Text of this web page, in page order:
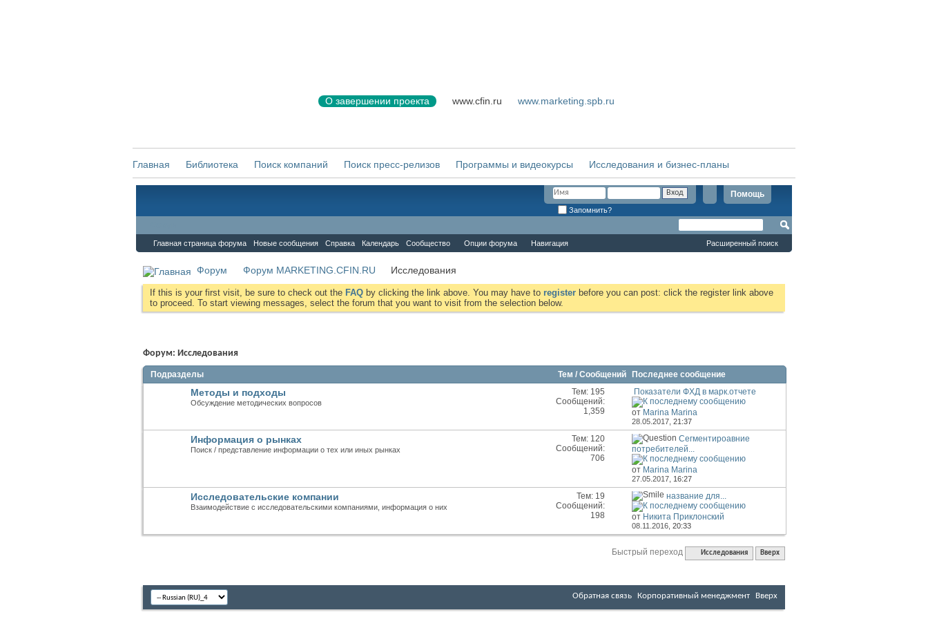
О завершении проекта www.cfin.ru www.marketing.spb.ru
Главная Библиотека Поиск компаний Поиск пресс-релизов Программы и видеокурсы Исследования и бизнес-планы
Помощь
Запомнить?
Главная страница форума Новые сообщения Справка Календарь Сообщество Опции форума Навигация Расширенный поиск
Форум Форум MARKETING.CFIN.RU Исследования
If this is your first visit, be sure to check out the FAQ by clicking the link above. You may have to register before you can post: click the register link above
to proceed. To start viewing messages, select the forum that you want to visit from the selection below.
Форум: Исследования
Подразделы Тем / Сообщений Последнее сообщение
Методы и подходы
Обсуждение методических вопросов
лента
раздела
Тем: 195
Сообщений:
1,359
Показатели ФХД в марк.отчете
от Marina Marina
28.05.2017, 21:37
Информация о рынках
Поиск / представление информации о тех или иных рынках
лента
Тем: 120
Сообщений:
706
Сегментироавние
потребителей...
от Marina Marina
27.05.2017, 16:27
Исследовательские компании
Взаимодействие с исследовательскими компаниями, информация о них
лента
раздела
Тем: 19
Сообщений:
198
название для...
от Никита Приклонский
08.11.2016, 20:33
Быстрый переход Исследования Вверх
Обратная связь Корпоративный менеджмент Вверх